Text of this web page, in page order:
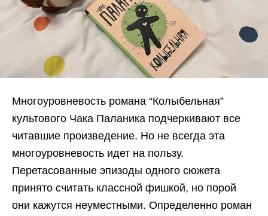
Многоуровневость романа “Колыбельная”
культового Чака Паланика подчеркивают все
читавшие произведение. Но не всегда эта
многоуровневость идет на пользу.
Перетасованные эпизоды одного сюжета
принято считать классной фишкой, но порой
они кажутся неуместными. Определенно роман